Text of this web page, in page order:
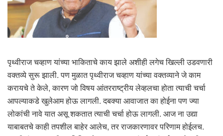
पृथ्वीराज चव्हाण यांच्या भाकिताचे काय झाले अशीही लगेच खिल्ली उडवणारी
वक्तव्ये सुरू झाली. पण मुळात पृथ्वीराज चव्हाण यांच्या वक्तव्याने जे काम
करायचे ते केले, कारण जो विषय आंतरराष्ट्रीय लेव्हलचा होता त्याची चर्चा
आपल्याकडे खुलेआम होऊ लागली. दबक्या आवाजात का होईना पण ज्या
लोकांची नावे यात असू शकतात त्याची चर्चा होऊ लागली. आज ना उद्या
याबाबतचे काही तपशील बाहेर आलेच, तर राजकारणावर परिणाम होईलच.